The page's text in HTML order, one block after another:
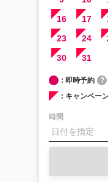
16
17
23
24
30
31
: 即時予約 ?
: キャンペー
時間